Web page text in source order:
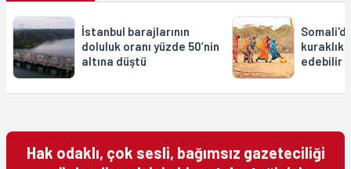
İstanbul barajlarının
doluluk oranı yüzde 50’nin
altına düştü
edebilir
Hak odaklı, çok sesli, bağımsız gazeteciliği